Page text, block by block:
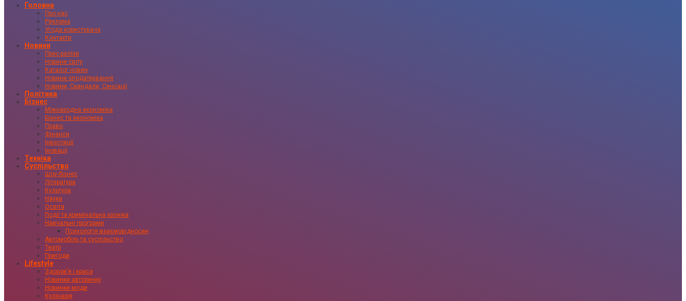
Головна
Про нас
Реклама
Угода користувача
Контакти
Новини
Прес-релізи
Новини світу
Каталог новин
Новини оподаткування
Новини, Скандали, Сенсації
Політика
Бізнес
Міжнародна економіка
Бізнес та економіка
Право
Фінанси
Інвестиції
Іновації
Техніка
Суспільство
Шоу-бізнес
Література
Культура
Наука
Освіта
Події та кримінальна хроніка
Навчальні програми
Психологія взаємовідносин
Автомобіль та суспільство
Театр
Пригоди
Lifestyle
Здоровʼя і краса
Новинки авторинку
Новинки моди
Кулінарія